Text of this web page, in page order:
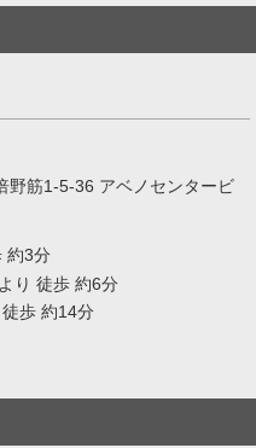
野筋1-5-36 アベノセンタービ
約3分
り 徒歩 約6分
歩 約14分